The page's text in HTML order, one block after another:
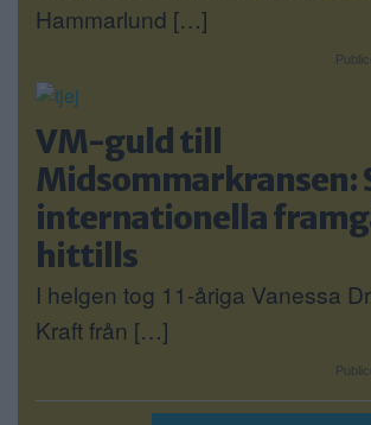
Hammarlund […]
VM-guld till
Midsommarkransen:
internationella
hittills
I helgen tog 11-åriga Vanessa
Kraft från […]